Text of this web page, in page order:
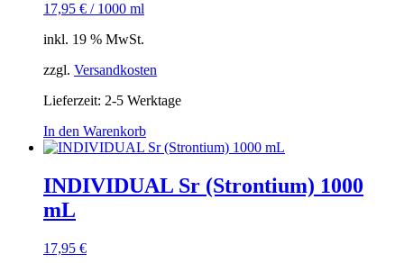
17,95 € / 1000 ml
inkl. 19 % MwSt.
zzgl. Versandkosten
Lieferzeit: 2-5 Werktage
In den Warenkorb
INDIVIDUAL Sr (Strontium) 1000
mL
17,95 €